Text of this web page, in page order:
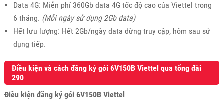
Data 4G: Miễn phí 360Gb data 4G tốc độ cao của Viettel trong
6 tháng. (Mỗi ngày sử dụng 2Gb data)
Hết lưu lượng: Hết 2Gb/ngày data dừng truy cập, hôm sau sử
dụng tiếp.
Điều kiện và cách đăng ký gói 6V150B Viettel qua tổng đài
290
Điều kiện đăng ký gói 6V150B Viettel